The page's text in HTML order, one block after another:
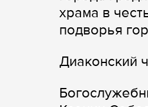
храма в
подворья
Диаконский